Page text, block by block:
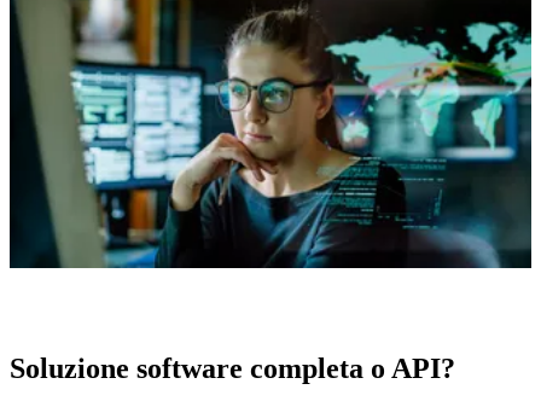
Soluzione software completa o API?